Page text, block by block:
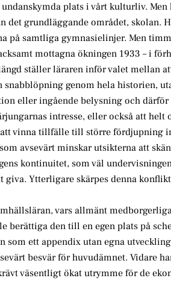
plats i vårt kulturliv.
det grundläggande området, skolan.
på samtliga gymnasielinjer. Men
mottagna ökningen 1933 – i
ställer läraren inför valet mellan
snabblöpning genom hela historien,
eller ingående belysning och
intresse, eller också att helt
vinna tillfälle till större fördjupning
avsevärt minskar utsikterna att
kontinuitet, som väl
giva. Ytterligare skärpes denna
vars allmänt
berättiga den till en egen plats på
som ett appendix utan egna
besvär för huvudämnet. Vidare
väsentligt ökat utrymme för de